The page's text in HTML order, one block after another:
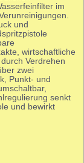
im
und
wirtschaftliche
Verdrehen
zwei
Punkt- und
senkt
und bewirkt